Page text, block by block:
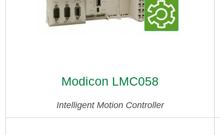
Modicon LMC058
Intelligent Motion Controller